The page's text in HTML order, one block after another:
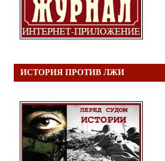
ИСТОРИЯ ПРОТИВ ЛЖИ